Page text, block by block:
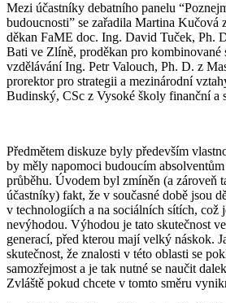
Mezi účastníky debatního panelu
budoucnosti” se zařadila Martina Kučová
děkan FaME doc. Ing. David Tuček, Ph.
Bati ve Zlíně, proděkan pro kombinované
vzdělávání Ing. Petr Valouch, Ph. D. z
prorektor pro strategii a mezinárodní
Budinský, CSc z Vysoké školy finanční a
Předmětem diskuze byly především
by měly napomoci budoucím
průběhu. Úvodem byl zmíněn (a zároveň
účastníky) fakt, že v současné době jsou
v technologiích a na sociálních sítích, což
nevýhodou. Výhodou je tato skutečnost
generací, před kterou mají velký náskok.
skutečnost, že znalosti v této oblasti se
samozřejmost a je tak nutné se naučit
Zvláště pokud chcete v tomto směru